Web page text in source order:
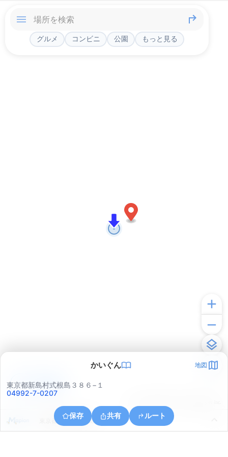
グルメ コンビニ 公園 もっと見る
かいぐん 地図
東京都新島村式根島３８６−１
04992-7-0207
保存 共有 ルート
東京都新島村式根島
アプリで見る